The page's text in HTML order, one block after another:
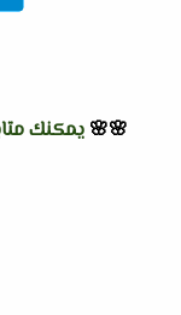
🌸🌸 يمكنك